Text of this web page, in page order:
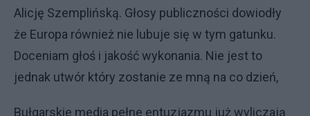
Alicję Szemplińską. Głosy publiczności dowiodły
że Europa również nie lubuje się w tym gatunku.
Doceniam głoś i jakość wykonania. Nie jest to
jednak utwór który zostanie ze mną na co dzień,
Bułgarskie media pełne entuzjazmu już wyliczają